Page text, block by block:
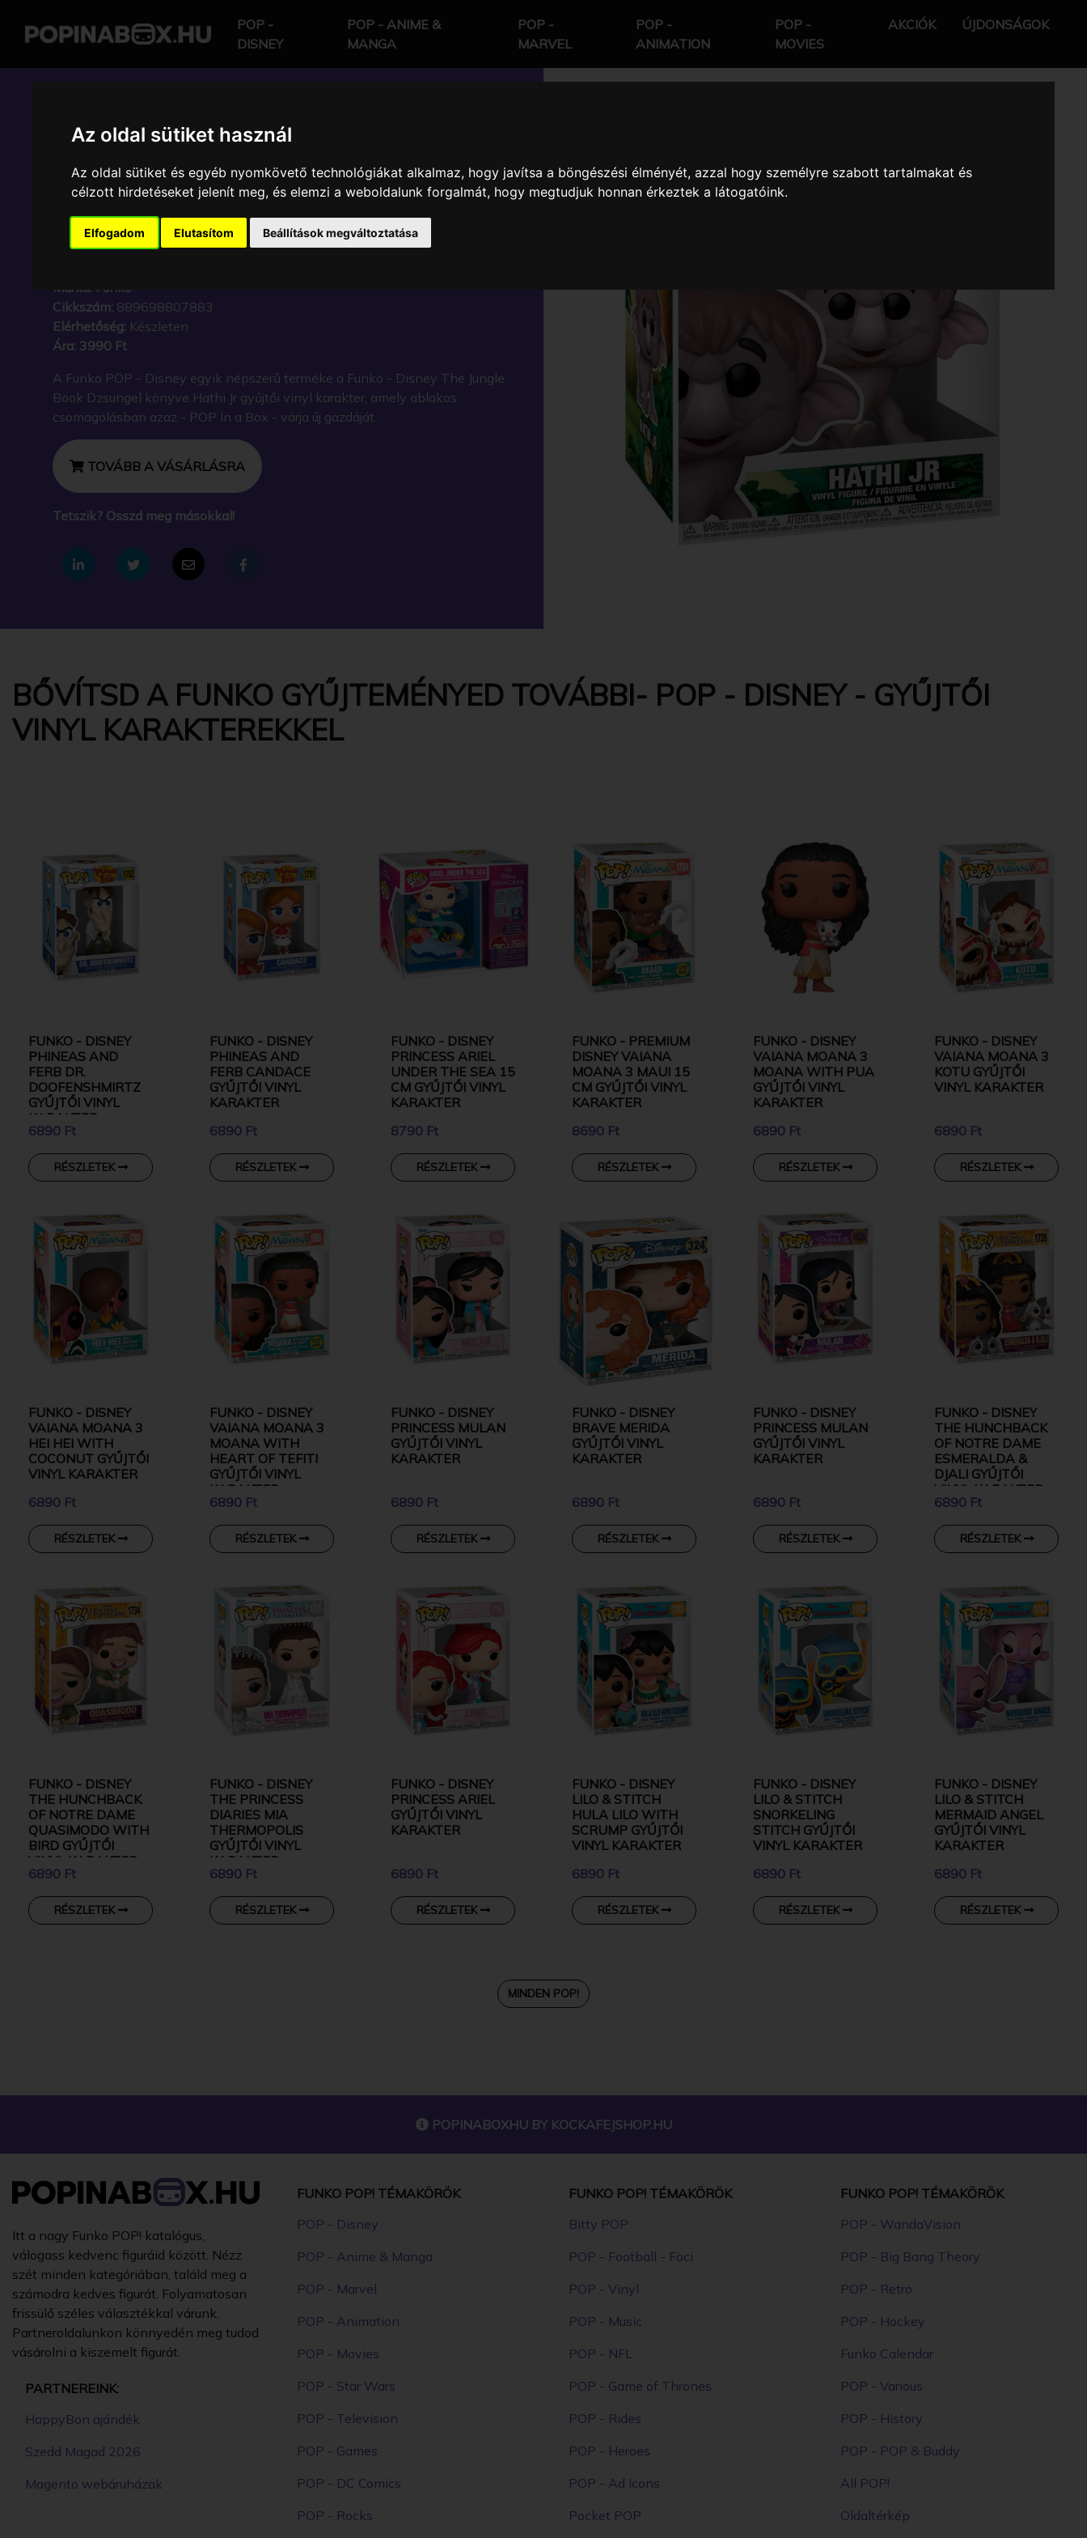
Az oldal sütiket használ
Az oldal sütiket és egyéb nyomkövető technológiákat alkalmaz, hogy javítsa a böngészési élményét, azzal hogy személyre szabott tartalmakat és
célzott hirdetéseket jelenít meg, és elemzi a weboldalunk forgalmát, hogy megtudjuk honnan érkeztek a látogatóink.
Elfogadom Elutasítom Beállítások megváltoztatása
POP -
DISNEY
POP - ANIME &
MANGA
POP -
MARVEL
POP -
ANIMATION
POP -
MOVIES
AKCIÓK ÚJDONSÁGOK
POP IN A BOX HU
FUNKO - DISNEY THE JUNGLE
BOOK DZSUNGEL KÖNYVE HATHI
JR GYŰJTŐI VINYL KARAKTER
Márka: Funko
Cikkszám: 889698807883
Elérhetőség: Készleten
Ára: 3990 Ft
A Funko POP - Disney egyik népszerű terméke a Funko - Disney The Jungle
Book Dzsungel könyve Hathi Jr gyűjtői vinyl karakter, amely ablakos
csomagolásban azaz - POP In a Box - várja új gazdáját.
TOVÁBB A VÁSÁRLÁSRA
Tetszik? Osszd meg másokkal!
BŐVÍTSD A FUNKO GYŰJTEMÉNYED TOVÁBBI- POP - DISNEY - GYŰJTŐI
VINYL KARAKTEREKKEL
FUNKO - DISNEY
PHINEAS AND
FERB DR.
DOOFENSHMIRTZ
GYŰJTŐI VINYL
KARAKTER
6890 Ft
RÉSZLETEK
FUNKO - DISNEY
PHINEAS AND
FERB CANDACE
GYŰJTŐI VINYL
KARAKTER
6890 Ft
RÉSZLETEK
FUNKO - DISNEY
PRINCESS ARIEL
UNDER THE SEA 15
CM GYŰJTŐI VINYL
KARAKTER
8790 Ft
RÉSZLETEK
FUNKO - PREMIUM
DISNEY VAIANA
MOANA 3 MAUI 15
CM GYŰJTŐI VINYL
KARAKTER
8690 Ft
RÉSZLETEK
FUNKO - DISNEY
VAIANA MOANA 3
MOANA WITH PUA
GYŰJTŐI VINYL
KARAKTER
6890 Ft
RÉSZLETEK
FUNKO - DISNEY
VAIANA MOANA 3
KOTU GYŰJTŐI
VINYL KARAKTER
6890 Ft
RÉSZLETEK
FUNKO - DISNEY
VAIANA MOANA 3
HEI HEI WITH
COCONUT GYŰJTŐI
VINYL KARAKTER
6890 Ft
RÉSZLETEK
FUNKO - DISNEY
VAIANA MOANA 3
MOANA WITH
HEART OF TEFITI
GYŰJTŐI VINYL
KARAKTER
6890 Ft
RÉSZLETEK
FUNKO - DISNEY
PRINCESS MULAN
GYŰJTŐI VINYL
KARAKTER
6890 Ft
RÉSZLETEK
FUNKO - DISNEY
BRAVE MERIDA
GYŰJTŐI VINYL
KARAKTER
6890 Ft
RÉSZLETEK
FUNKO - DISNEY
PRINCESS MULAN
GYŰJTŐI VINYL
KARAKTER
6890 Ft
RÉSZLETEK
FUNKO - DISNEY
THE HUNCHBACK
OF NOTRE DAME
ESMERALDA &
DJALI GYŰJTŐI
VINYL KARAKTER
6890 Ft
RÉSZLETEK
FUNKO - DISNEY
THE HUNCHBACK
OF NOTRE DAME
QUASIMODO WITH
BIRD GYŰJTŐI
VINYL KARAKTER
6890 Ft
RÉSZLETEK
FUNKO - DISNEY
THE PRINCESS
DIARIES MIA
THERMOPOLIS
GYŰJTŐI VINYL
KARAKTER
6890 Ft
RÉSZLETEK
FUNKO - DISNEY
PRINCESS ARIEL
GYŰJTŐI VINYL
KARAKTER
6890 Ft
RÉSZLETEK
FUNKO - DISNEY
LILO & STITCH
HULA LILO WITH
SCRUMP GYŰJTŐI
VINYL KARAKTER
6890 Ft
RÉSZLETEK
FUNKO - DISNEY
LILO & STITCH
SNORKELING
STITCH GYŰJTŐI
VINYL KARAKTER
6890 Ft
RÉSZLETEK
FUNKO - DISNEY
LILO & STITCH
MERMAID ANGEL
GYŰJTŐI VINYL
KARAKTER
6890 Ft
RÉSZLETEK
MINDEN POP!
POPINABOXHU BY KOCKAFEJSHOP.HU
Itt a nagy Funko POP! katalógus,
válogass kedvenc figuráid között. Nézz
szét minden kategóriában, találd meg a
számodra kedves figurát. Folyamatosan
frissülő széles választékkal várunk.
Partneroldalunkon könnyedén meg tudod
vásárolni a kiszemelt figurát.
PARTNEREINK:
HappyBon ajándék
Szedd Magad 2026
Magento webáruházak
FUNKO POP! TÉMAKÖRÖK
POP - Disney
POP - Anime & Manga
POP - Marvel
POP - Animation
POP - Movies
POP - Star Wars
POP - Television
POP - Games
POP - DC Comics
POP - Rocks
FUNKO POP! TÉMAKÖRÖK
Bitty POP
POP - Football - Foci
POP - Vinyl
POP - Music
POP - NFL
POP - Game of Thrones
POP - Rides
POP - Heroes
POP - Ad Icons
Pocket POP
FUNKO POP! TÉMAKÖRÖK
POP - WandaVision
POP - Big Bang Theory
POP - Retro
POP - Hockey
Funko Calendar
POP - Various
POP - History
POP - POP & Buddy
All POP!
Oldaltérkép